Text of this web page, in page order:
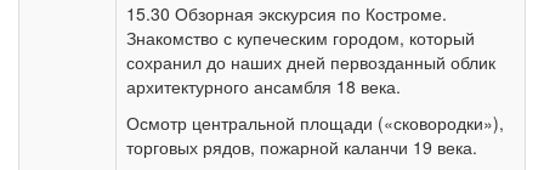
15.30 Обзорная экскурсия по Костроме.
Знакомство с купеческим городом, который
сохранил до наших дней первозданный облик
архитектурного ансамбля 18 века.
Осмотр центральной площади («сковородки»),
торговых рядов, пожарной каланчи 19 века.